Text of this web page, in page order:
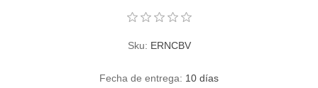
Sku: ERNCBV
Fecha de entrega: 10 días